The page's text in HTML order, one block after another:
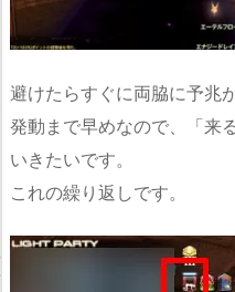
避けたらすぐに両脇に予兆
発動まで早めなので、「来
いきたいです。
これの繰り返しです。